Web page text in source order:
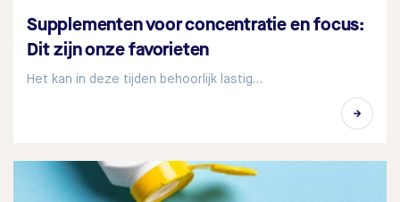
Supplementen voor concentratie en focus:
Dit zijn onze favorieten
Het kan in deze tijden behoorlijk lastig…